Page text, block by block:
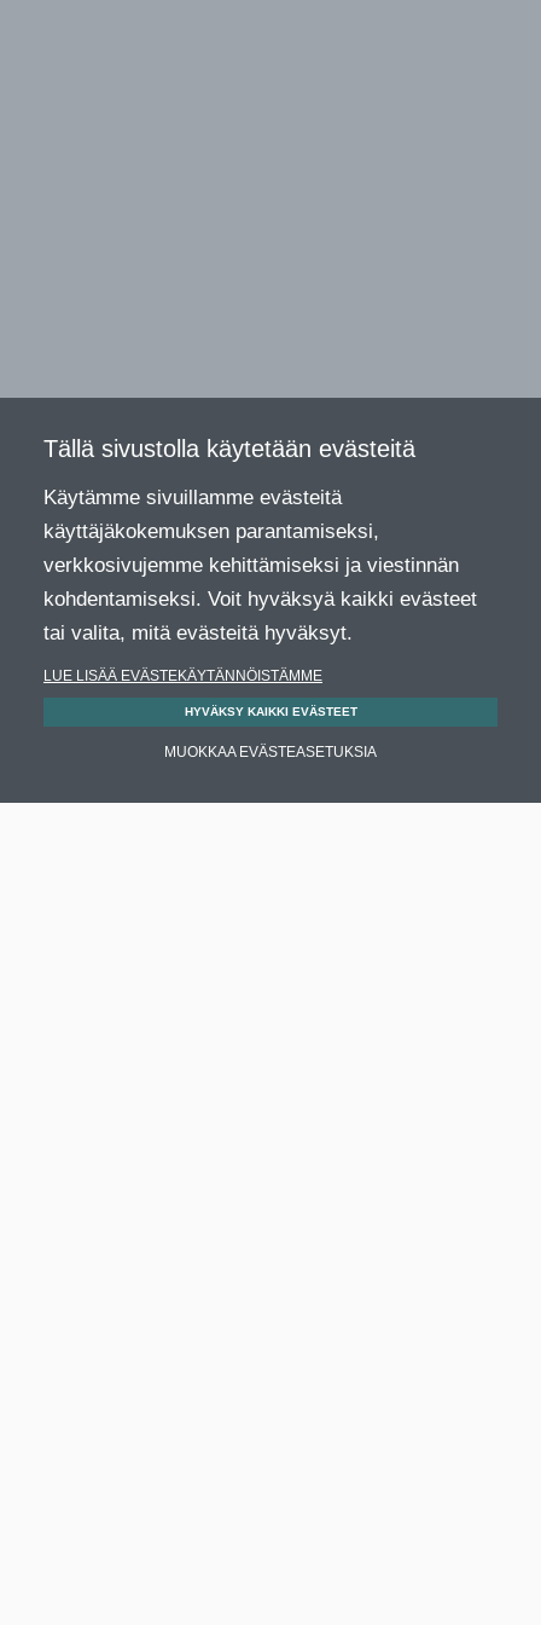
Tällä sivustolla käytetään evästeitä
Käytämme sivuillamme evästeitä
käyttäjäkokemuksen parantamiseksi,
verkkosivujemme kehittämiseksi ja viestinnän
kohdentamiseksi. Voit hyväksyä kaikki evästeet
tai valita, mitä evästeitä hyväksyt.
LUE LISÄÄ EVÄSTEKÄYTÄNNÖISTÄMME
HYVÄKSY KAIKKI EVÄSTEET
MUOKKAA EVÄSTEASETUKSIA